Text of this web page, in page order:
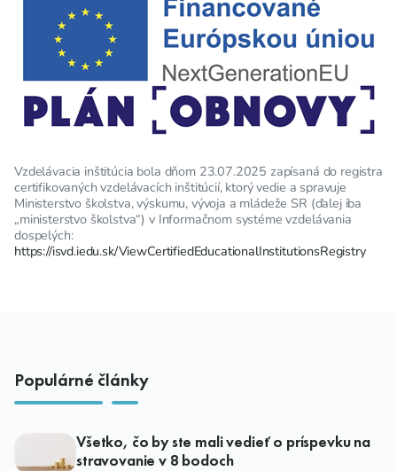
Vzdelávacia inštitúcia bola dňom 23.07.2025 zapísaná do registra
certifikovaných vzdelávacích inštitúcií, ktorý vedie a spravuje
Ministerstvo školstva, výskumu, vývoja a mládeže SR (ďalej iba
„ministerstvo školstva“) v Informačnom systéme vzdelávania
dospelých:
https://isvd.iedu.sk/ViewCertifiedEducationalInstitutionsRegistry
Populárné články
Všetko, čo by ste mali vedieť o príspevku na
stravovanie v 8 bodoch